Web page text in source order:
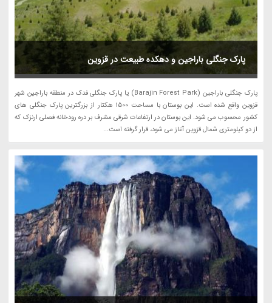
پارک جنگلی باراجین و دهکده طبیعت در قزوین
پارک جنگلی باراجین (Barajin Forest Park) یا پارک جنگلی فدک در منطقه باراجین شهر
قزوین واقع شده است. این بوستان با مساحت 1500 هکتار از بزرگترین پارک جنگلی های
کشور محسوب می شود. این بوستان در ارتفاعات شرقی مشرف بر دره رودخانه فصلی ارنزک که
از دو کیلومتری شمال قزوین آغاز می شود، قرار گرفته است...